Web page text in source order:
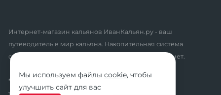
Мы используем файлы cookie, чтобы
улучшить сайт для вас
Интернет-магазин кальянов ИванКальян.ру - ваш
путеводитель в мир кальяна. Накопительная система
скидок, промокоды, акции. Удобный личный кабинет.
* мы не осуществляем дистанционную продажу
табачной продукции розничным клиентам